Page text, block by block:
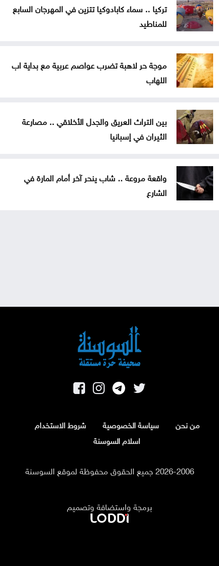
تركيا .. سماء كابادوكيا تتزين في المهرجان السابع
للمناطيد
موجة حر لاهبة تضرب عواصم عربية مع بداية اب
اللهاب
بين التراث العريق والجدل الأخلاقي .. مصارعة
الثيران في إسبانيا
واقعة مروعة .. شاب ينحر آخر أمام المارة في
الشارع
من نحن سياسة الخصوصية
شروط الاستخدام
اسلام السوسنة
2026-2006 جميع الحقوق محفوظة لموقع السوسنة
برمجة واستضافة وتصميم